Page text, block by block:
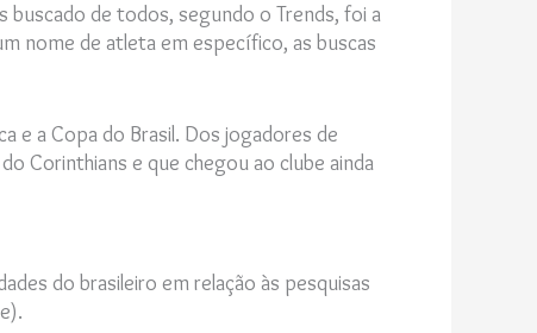
buscado de todos, segundo o Trends, foi a
nome de atleta em específico, as buscas
e a Copa do Brasil. Dos jogadores de
Corinthians e que chegou ao clube ainda
do brasileiro em relação às pesquisas